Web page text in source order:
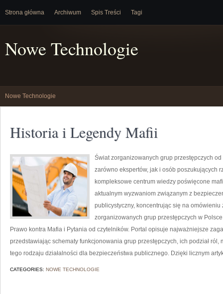
Strona główna Archiwum Spis Treści Tagi
Nowe Technologie
Nowe Technologie
Historia i Legendy Mafii
Świat zorganizowanych grup przestępczych
zarówno ekspertów, jak i osób poszukujących
kompleksowe centrum wiedzy poświęcone
aktualnym wyzwaniom związanym z
publicystyczny, koncentrując się na
zorganizowanych grup przestępczych w
Prawo kontra Mafia i Pytania od czytelników. Portal opisuje najważniejsze
przedstawiając schematy funkcjonowania grup przestępczych, ich podział ról,
tego rodzaju działalności dla bezpieczeństwa publicznego. Dzięki licznym
CATEGORIES: NOWE TECHNOLOGIE